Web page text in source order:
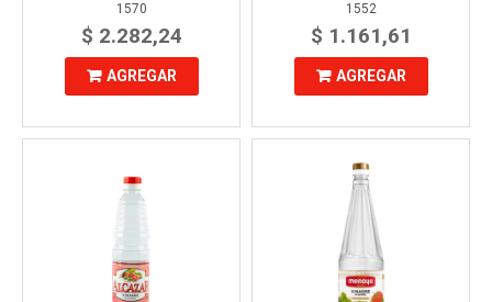
1570
$ 2.282,24
AGREGAR
1552
$ 1.161,61
AGREGAR